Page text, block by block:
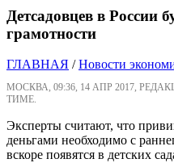
Детсадовцев в России
грамотности
ГЛАВНАЯ /Новости
МОСКВА, 09:36, 14 АПР 2017,
ТИМЕ.
Эксперты считают, что
деньгами необходимо с
вскоре появятся в детских